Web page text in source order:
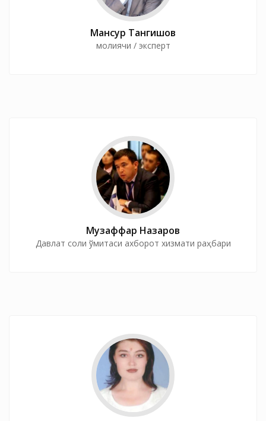
Мансур Тангишов
молиячи / эксперт
Музаффар Назаров
Давлат солиқ қўмитаси ахборот хизмати раҳбари